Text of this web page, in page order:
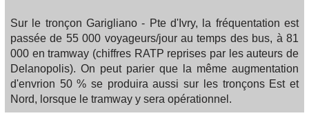
Sur le tronçon Garigliano - Pte d'Ivry, la fréquentation est
passée de 55 000 voyageurs/jour au temps des bus, à 81
000 en tramway (chiffres RATP reprises par les auteurs de
Delanopolis). On peut parier que la même augmentation
d'envrion 50 % se produira aussi sur les tronçons Est et
Nord, lorsque le tramway y sera opérationnel.